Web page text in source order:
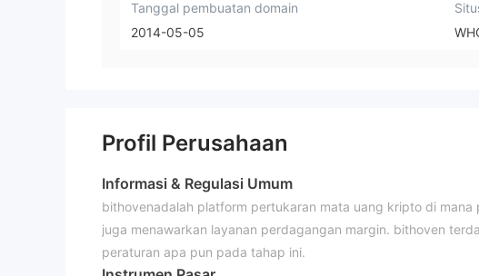
Tanggal pembuatan domain
2014-05-05
Profil Perusahaan
Informasi & Regulasi Umum
bithovenadalah platform pertukaran mata uang kripto di
juga menawarkan layanan perdagangan margin. bithoven
peraturan apa pun pada tahap ini.